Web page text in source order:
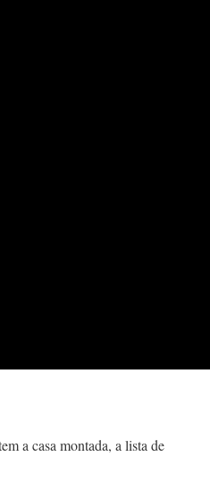
a casa montada, a lista de